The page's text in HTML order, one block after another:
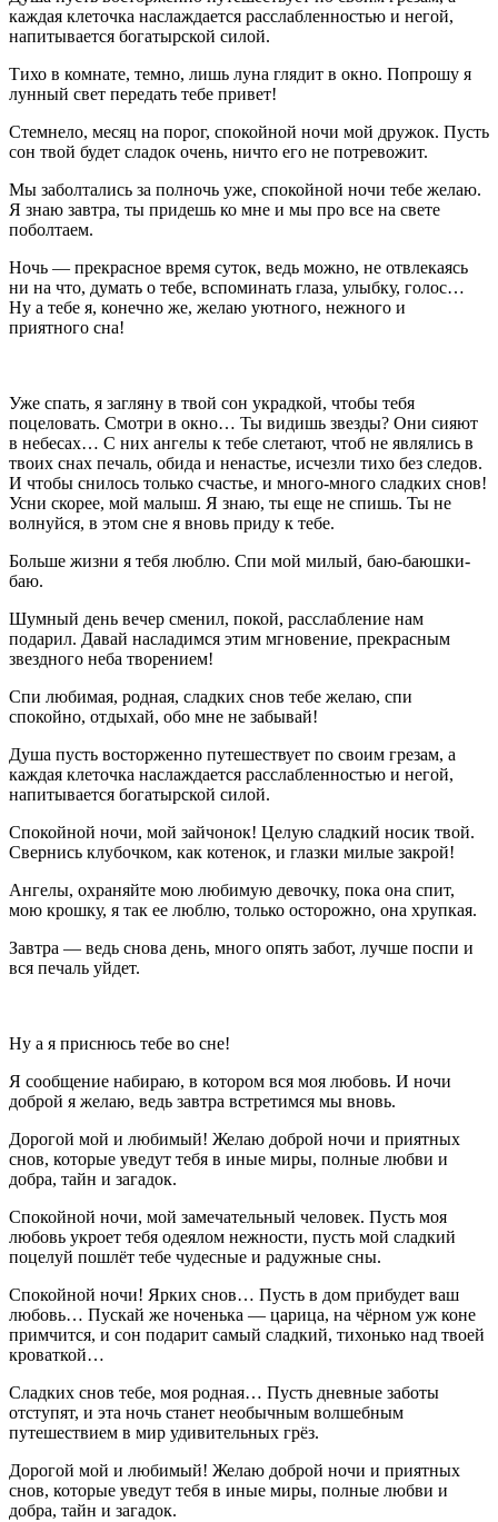
каждая клеточка наслаждается расслабленностью и негой,
напитывается богатырской силой.
Тихо в комнате, темно, лишь луна глядит в окно. Попрошу я
лунный свет передать тебе привет!
Стемнело, месяц на порог, спокойной ночи мой дружок. Пусть
сон твой будет сладок очень, ничто его не потревожит.
Мы заболтались за полночь уже, спокойной ночи тебе желаю.
Я знаю завтра, ты придешь ко мне и мы про все на свете
поболтаем.
Ночь — прекрасное время суток, ведь можно, не отвлекаясь
ни на что, думать о тебе, вспоминать глаза, улыбку, голос…
Ну а тебе я, конечно же, желаю уютного, нежного и
приятного сна!
Уже спать, я загляну в твой сон украдкой, чтобы тебя
поцеловать. Смотри в окно… Ты видишь звезды? Они сияют
в небесах… С них ангелы к тебе слетают, чтоб не являлись в
твоих снах печаль, обида и ненастье, исчезли тихо без следов.
И чтобы снилось только счастье, и много-много сладких снов!
Усни скорее, мой малыш. Я знаю, ты еще не спишь. Ты не
волнуйся, в этом сне я вновь приду к тебе.
Больше жизни я тебя люблю. Спи мой милый, баю-баюшки-
баю.
Шумный день вечер сменил, покой, расслабление нам
подарил. Давай насладимся этим мгновение, прекрасным
звездного неба творением!
Спи любимая, родная, сладких снов тебе желаю, спи
спокойно, отдыхай, обо мне не забывай!
Душа пусть восторженно путешествует по своим грезам, а
каждая клеточка наслаждается расслабленностью и негой,
напитывается богатырской силой.
Спокойной ночи, мой зайчонок! Целую сладкий носик твой.
Свернись клубочком, как котенок, и глазки милые закрой!
Ангелы, охраняйте мою любимую девочку, пока она спит,
мою крошку, я так ее люблю, только осторожно, она хрупкая.
Завтра — ведь снова день, много опять забот, лучше поспи и
вся печаль уйдет.
Ну а я приснюсь тебе во сне!
Я сообщение набираю, в котором вся моя любовь. И ночи
доброй я желаю, ведь завтра встретимся мы вновь.
Дорогой мой и любимый! Желаю доброй ночи и приятных
снов, которые уведут тебя в иные миры, полные любви и
добра, тайн и загадок.
Спокойной ночи, мой замечательный человек. Пусть моя
любовь укроет тебя одеялом нежности, пусть мой сладкий
поцелуй пошлёт тебе чудесные и радужные сны.
Спокойной ночи! Ярких снов… Пусть в дом прибудет ваш
любовь… Пускай же ноченька — царица, на чёрном уж коне
примчится, и сон подарит самый сладкий, тихонько над твоей
кроваткой…
Сладких снов тебе, моя родная… Пусть дневные заботы
отступят, и эта ночь станет необычным волшебным
путешествием в мир удивительных грёз.
Дорогой мой и любимый! Желаю доброй ночи и приятных
снов, которые уведут тебя в иные миры, полные любви и
добра, тайн и загадок.